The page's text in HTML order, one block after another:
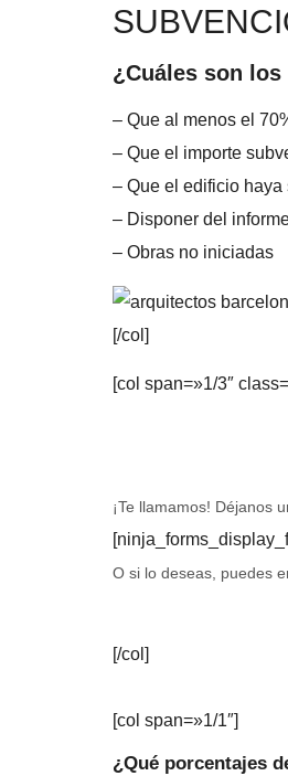
¿Cuáles son
– Que al menos el
– Que el importe
– Que el edificio
– Disponer del
– Obras no iniciadas
[/col]
[col span=»1/3″
¡Te llamamos! Déjanos
O si lo deseas, puedes
[/col]
[col span=»1/1″]
¿Qué porcentajes